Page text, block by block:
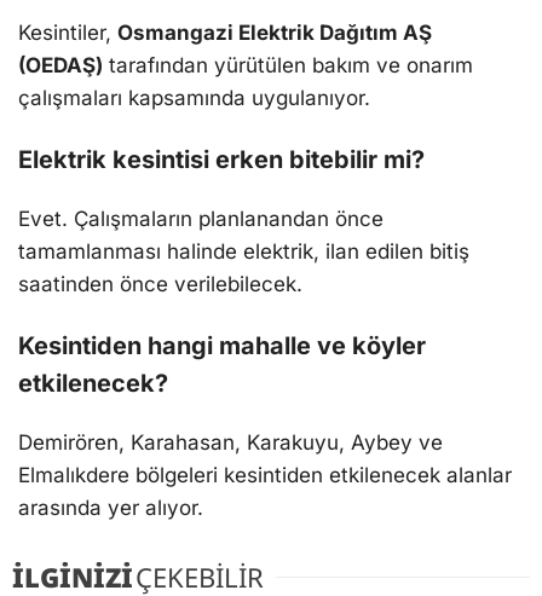
Kesintiler, Osmangazi Elektrik Dağıtım AŞ
(OEDAŞ) tarafından yürütülen bakım ve onarım
çalışmaları kapsamında uygulanıyor.
Elektrik kesintisi erken bitebilir mi?
Evet. Çalışmaların planlanandan önce
tamamlanması halinde elektrik, ilan edilen bitiş
saatinden önce verilebilecek.
Kesintiden hangi mahalle ve köyler
etkilenecek?
Demirören, Karahasan, Karakuyu, Aybey ve
Elmalıkdere bölgeleri kesintiden etkilenecek alanlar
arasında yer alıyor.
İLGİNİZİÇEKEBİLİR